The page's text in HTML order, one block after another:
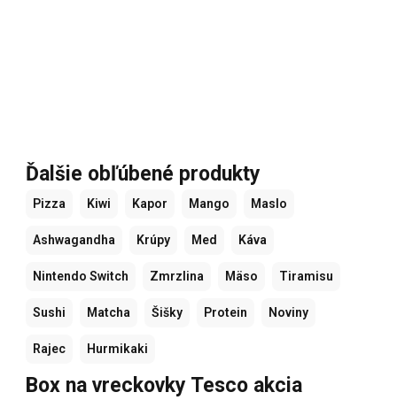
Ďalšie obľúbené produkty
Pizza Kiwi Kapor Mango Maslo
Ashwagandha Krúpy Med Káva
Nintendo Switch Zmrzlina Mäso Tiramisu
Sushi Matcha Šišky Protein Noviny
Rajec Hurmikaki
Box na vreckovky Tesco akcia